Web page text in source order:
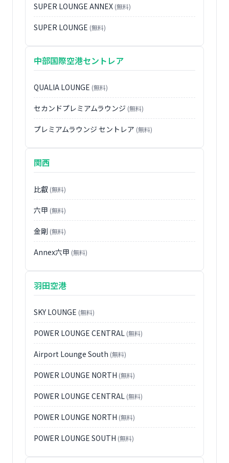
SUPER LOUNGE ANNEX (無料)
SUPER LOUNGE (無料)
中部国際空港セントレア
QUALIA LOUNGE (無料)
セカンドプレミアムラウンジ (無料)
プレミアムラウンジ セントレア (無料)
関西
比叡 (無料)
六甲 (無料)
金剛 (無料)
Annex六甲 (無料)
羽田空港
SKY LOUNGE (無料)
POWER LOUNGE CENTRAL (無料)
Airport Lounge South (無料)
POWER LOUNGE NORTH (無料)
POWER LOUNGE CENTRAL (無料)
POWER LOUNGE NORTH (無料)
POWER LOUNGE SOUTH (無料)